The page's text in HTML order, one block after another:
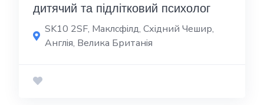
дитячий та підлітковий психолог
SK10 2SF, Маклсфілд, Східний Чешир,
Англія, Велика Британія